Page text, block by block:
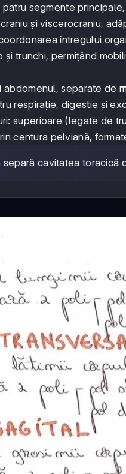
segmente
și viscerocraniu,
întregului
și trunchi, permițând
separate de
respirație, digestie și
superioare (legate de
centura pelviană,
separă cavitatea toracică